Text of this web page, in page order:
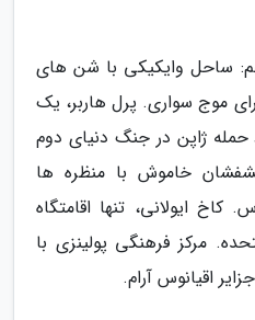
ساحل وایکیکی با شن های
موج سواری. پرل هاربر، یک
حمله ژاپن در جنگ دنیای دوم
خاموش با منظره ها
کاخ ایولانی، تنها اقامتگاه
مرکز فرهنگی پولینزی با
اقیانوس آرام.